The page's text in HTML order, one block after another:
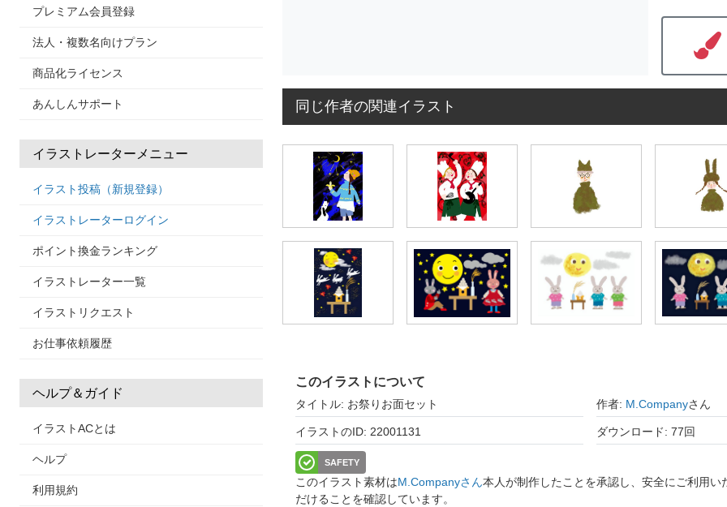
プレミアム会員登録
法人・複数名向けプラン
商品化ライセンス
あんしんサポート
イラストレーターメニュー
イラスト投稿（新規登録）
イラストレーターログイン
ポイント換金ランキング
イラストレーター一覧
イラストリクエスト
お仕事依頼履歴
ヘルプ＆ガイド
イラストACとは
ヘルプ
利用規約
同じ作者の関連イラスト
このイラストについて
タイトル: お祭りお面セット 作者: M.Companyさん
イラストのID: 22001131 ダウンロード: 77回
SAFETY
このイラスト素材はM.Companyさん本人が制作したことを承認し、安全にご利用い
だけることを確認しています。